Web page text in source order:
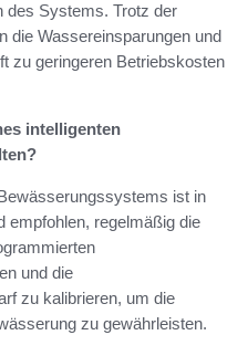
des Systems. Trotz der
die Wassereinsparungen und
zu geringeren Betriebskosten
intelligenten
ist in
empfohlen, regelmäßig die
und die
zu kalibrieren, um die
zu gewährleisten.